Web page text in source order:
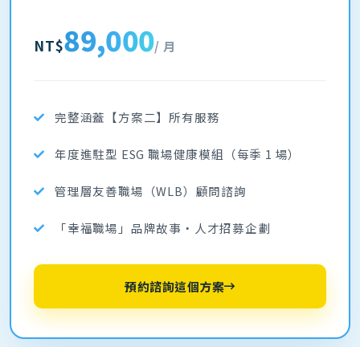
NT$89,000/ 月
完整涵蓋【方案二】所有服務
年度進駐型 ESG 職場健康模組（每季 1 場）
管理層友善職場（WLB）顧問諮詢
「幸福職場」品牌故事・人才招募企劃
預約諮詢這個方案